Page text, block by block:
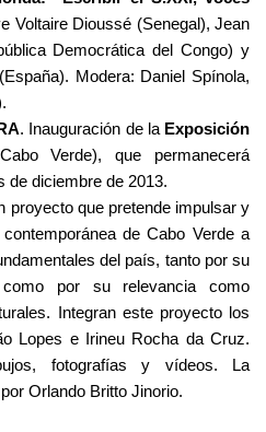
Voltaire Dioussé (Senegal), Jean
Democrática del Congo) y
Modera: Daniel Spínola,
. Inauguración de la Exposición
Verde), que permanecerá
de diciembre de 2013.
proyecto que pretende impulsar y
de Cabo Verde a
del país, tanto por su
por su relevancia como
Integran este proyecto los
Lopes e Irineu Rocha da Cruz.
fotografías y vídeos. La
Orlando Britto Jinorio.